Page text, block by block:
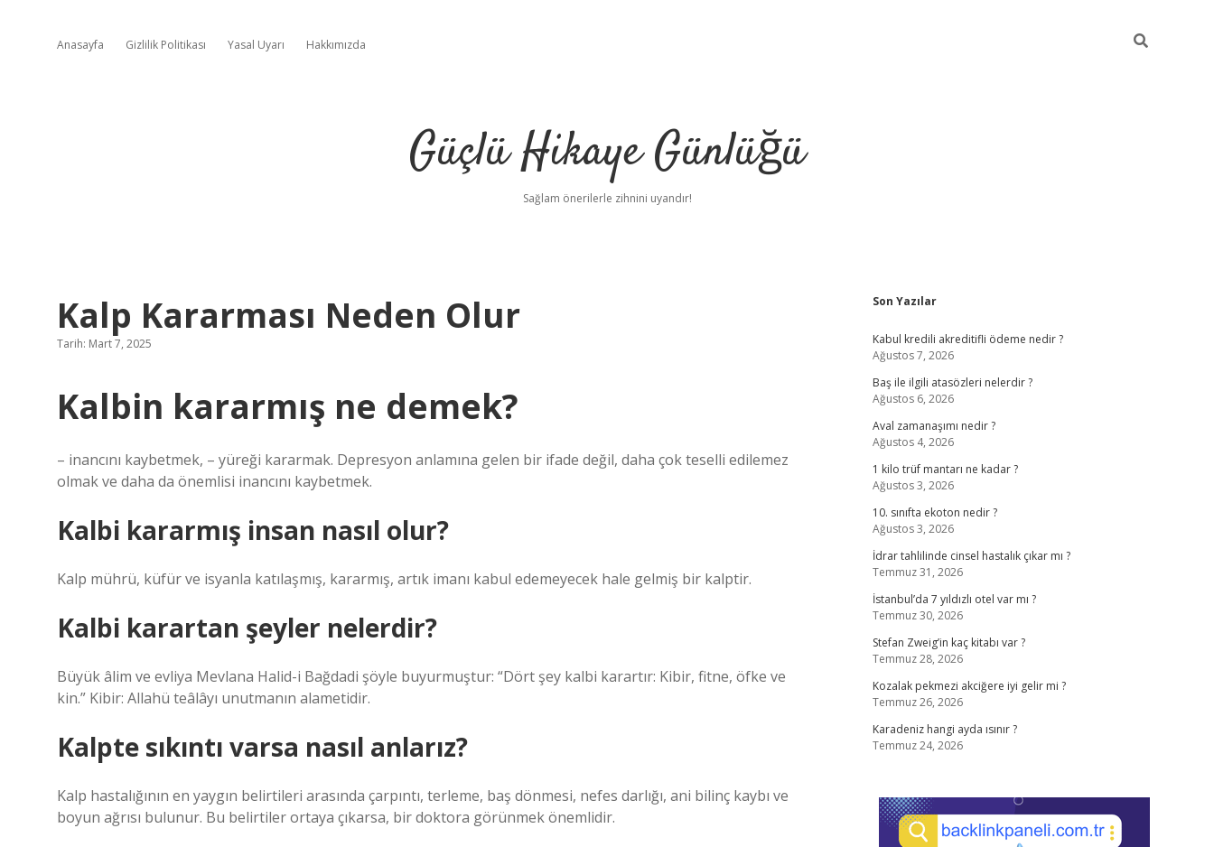
Anasayfa Gizlilik Politikası Yasal Uyarı Hakkımızda
Güçlü Hikaye Günlüğü
Sağlam önerilerle zihnini uyandır!
Kalp Kararması Neden Olur
Tarih: Mart 7, 2025
Kalbin kararmış ne demek?
– inancını kaybetmek, – yüreği kararmak. Depresyon anlamına gelen bir ifade değil, daha çok teselli edilemez
olmak ve daha da önemlisi inancını kaybetmek.
Kalbi kararmış insan nasıl olur?
Kalp mührü, küfür ve isyanla katılaşmış, kararmış, artık imanı kabul edemeyecek hale gelmiş bir kalptir.
Kalbi karartan şeyler nelerdir?
Büyük âlim ve evliya Mevlana Halid-i Bağdadi şöyle buyurmuştur: “Dört şey kalbi karartır: Kibir, fitne, öfke ve
kin.” Kibir: Allahü teâlâyı unutmanın alametidir.
Kalpte sıkıntı varsa nasıl anlarız?
Kalp hastalığının en yaygın belirtileri arasında çarpıntı, terleme, baş dönmesi, nefes darlığı, ani bilinç kaybı ve
boyun ağrısı bulunur. Bu belirtiler ortaya çıkarsa, bir doktora görünmek önemlidir.
Sidebar
Son Yazılar
Kabul kredili akreditifli ödeme nedir ?
Ağustos 7, 2026
Baş ile ilgili atasözleri nelerdir ?
Ağustos 6, 2026
Aval zamanaşımı nedir ?
Ağustos 4, 2026
1 kilo trüf mantarı ne kadar ?
Ağustos 3, 2026
10. sınıfta ekoton nedir ?
Ağustos 3, 2026
İdrar tahlilinde cinsel hastalık çıkar mı ?
Temmuz 31, 2026
İstanbul’da 7 yıldızlı otel var mı ?
Temmuz 30, 2026
Stefan Zweig’in kaç kitabı var ?
Temmuz 28, 2026
Kozalak pekmezi akciğere iyi gelir mi ?
Temmuz 26, 2026
Karadeniz hangi ayda ısınır ?
Temmuz 24, 2026